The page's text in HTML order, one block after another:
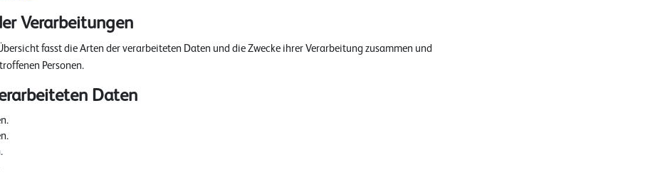
Verarbeitungen
fasst die Arten der verarbeiteten Daten und die Zwecke ihrer Verarbeitung zusammen und
Personen.
Daten